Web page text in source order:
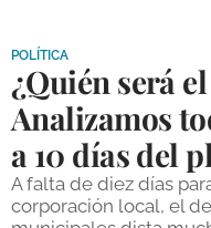
DEPORTES
COMPETICIONES
DEPORTE BASE
POLÍTICA
¿Quién será
Analizamos
a 10 días del
A falta de diez días
corporación local, el